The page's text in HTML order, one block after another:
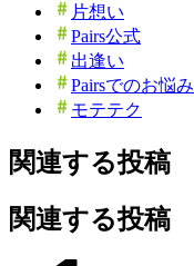
片想い
Pairs公式
出逢い
Pairsでのお悩み
モテテク
関連する投稿
関連する投稿